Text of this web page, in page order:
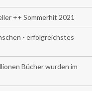
++ Sommerhit 2021
- erfolgreichstes
Bücher wurden im